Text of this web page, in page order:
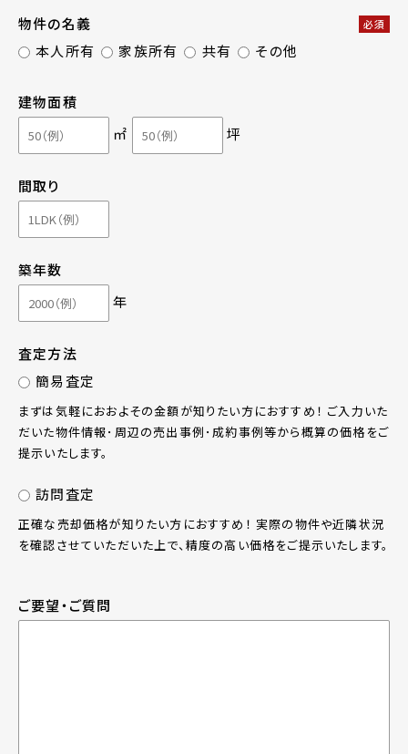
物件の名義 必須
本人所有 家族所有 共有 その他
建物面積
㎡
坪
間取り
築年数
年
査定方法
簡易査定
まずは気軽におおよその金額が知りたい方におすすめ！ ご入力いた
だいた物件情報･周辺の売出事例･成約事例等から概算の価格をご
提示いたします。
訪問査定
正確な売却価格が知りたい方におすすめ！ 実際の物件や近隣状況
を確認させていただいた上で、精度の高い価格をご提示いたします。
ご要望・ご質問